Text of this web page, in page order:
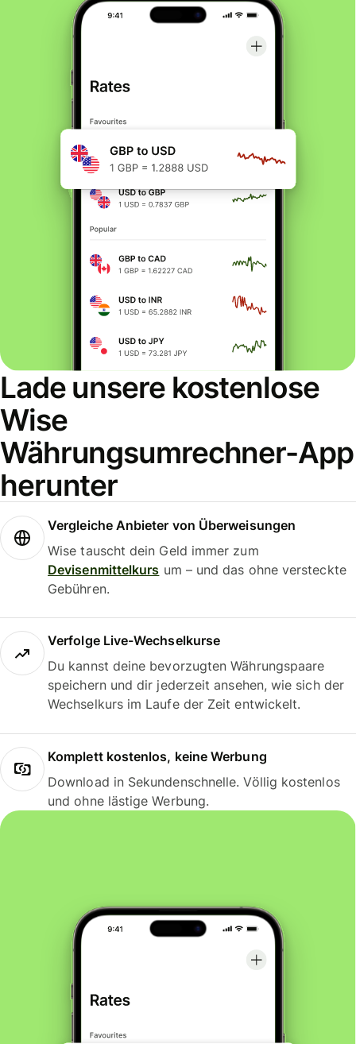
Lade unsere kostenlose
Wise
Währungsumrechner-App
herunter
Vergleiche Anbieter von Überweisungen
Wise tauscht dein Geld immer zum
Devisenmittelkurs um – und das ohne versteckte
Gebühren.
Verfolge Live-Wechselkurse
Du kannst deine bevorzugten Währungspaare
speichern und dir jederzeit ansehen, wie sich der
Wechselkurs im Laufe der Zeit entwickelt.
Komplett kostenlos, keine Werbung
Download in Sekundenschnelle. Völlig kostenlos
und ohne lästige Werbung.